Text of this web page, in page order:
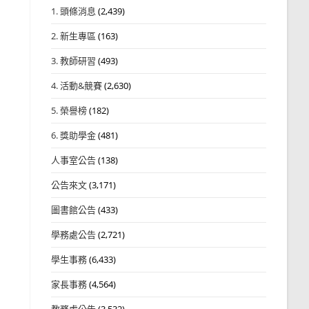
1. 頭條消息 (2,439)
2. 新生專區 (163)
3. 教師研習 (493)
4. 活動&競賽(2,630)
5. 榮譽榜(182)
6. 獎助學金(481)
人事室公告(138)
公告來文(3,171)
圖書館公告(433)
學務處公告(2,721)
學生事務(6,433)
家長事務(4,564)